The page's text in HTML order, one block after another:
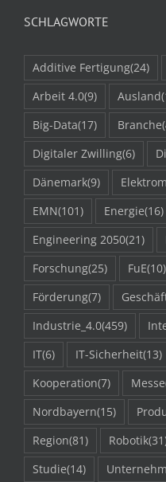
SCHLAGWORTE
Additive Fertigung(24)
Arbeit 4.0(9) Ausland
Big-Data(17) Branche
Digitaler Zwilling(6)
Dänemark(9)
EMN(101) Energie(16)
Engineering 2050(21)
Forschung(25) FuE(10)
Förderung(7)
Industrie_4.0(459)
IT(6) IT-Sicherheit(13)
Kooperation(7) Messe
Nordbayern(15)
Region(81) Robotik
Studie(14)